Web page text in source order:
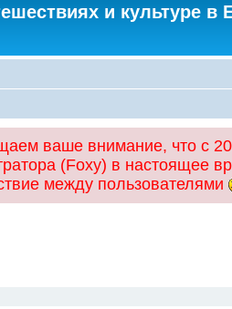
и культуре в
ваше внимание, что с
(Foxy) в настоящее
между пользователями